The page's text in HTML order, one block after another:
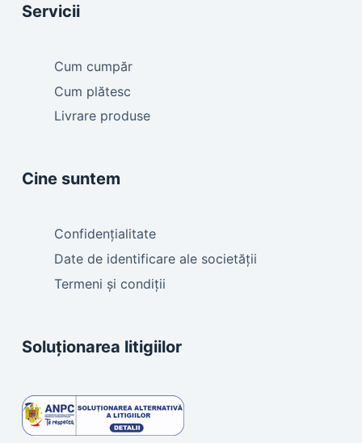
Servicii
Cum cumpăr
Cum plătesc
Livrare produse
Cine suntem
Confidențialitate
Date de identificare ale societății
Termeni și condiții
Soluționarea litigiilor